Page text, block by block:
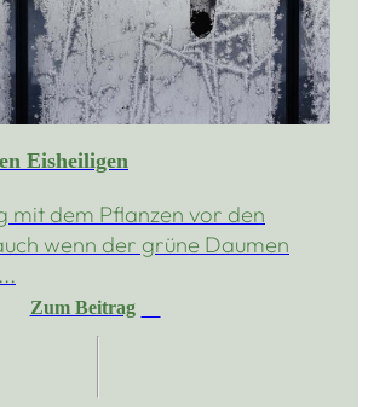
Eisheiligen
mit dem Pflanzen vor den
wenn der grüne Daumen
Zum Beitrag